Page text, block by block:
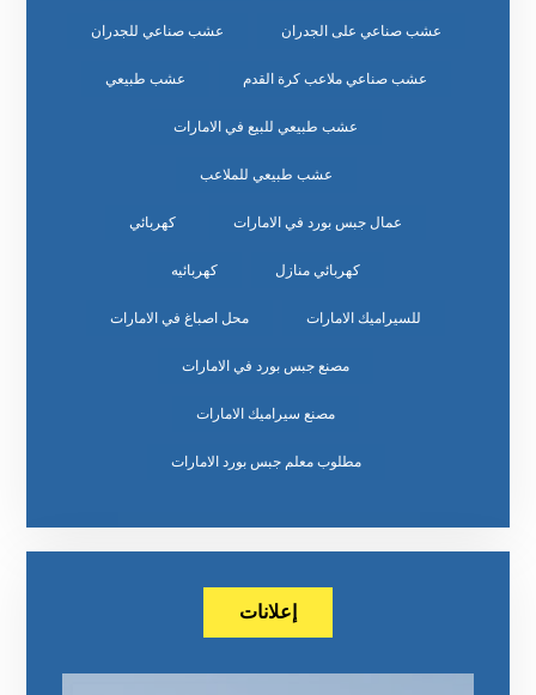
عشب صناعي على الجدران عشب صناعي للجدران
عشب صناعي ملاعب كرة القدم عشب طبيعي
عشب طبيعي للبيع في الامارات
عشب طبيعي للملاعب
عمال جبس بورد في الامارات كهربائي
كهربائي منازل كهربائيه
للسيراميك الامارات محل اصباغ في الامارات
مصنع جبس بورد في الامارات
مصنع سيراميك الامارات
مطلوب معلم جبس بورد الامارات
إعلانات